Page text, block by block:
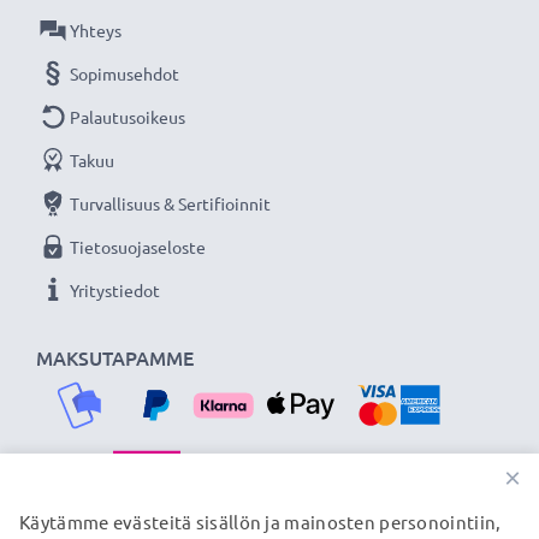
verkkokauppa, joka tarjoaa laadukkaita tuotteita, ja
siksi tarjoamme 36 kuukauden takuun!
MAKSUTAPAMME
Yhteys
Sopimusehdot
Palautusoikeus
Takuu
Turvallisuus & Sertifioinnit
Tietosuojaseloste
Yritystiedot
TOIMITUSKUMPPANIMME
×
Käytämme evästeitä sisällön ja mainosten personointiin,